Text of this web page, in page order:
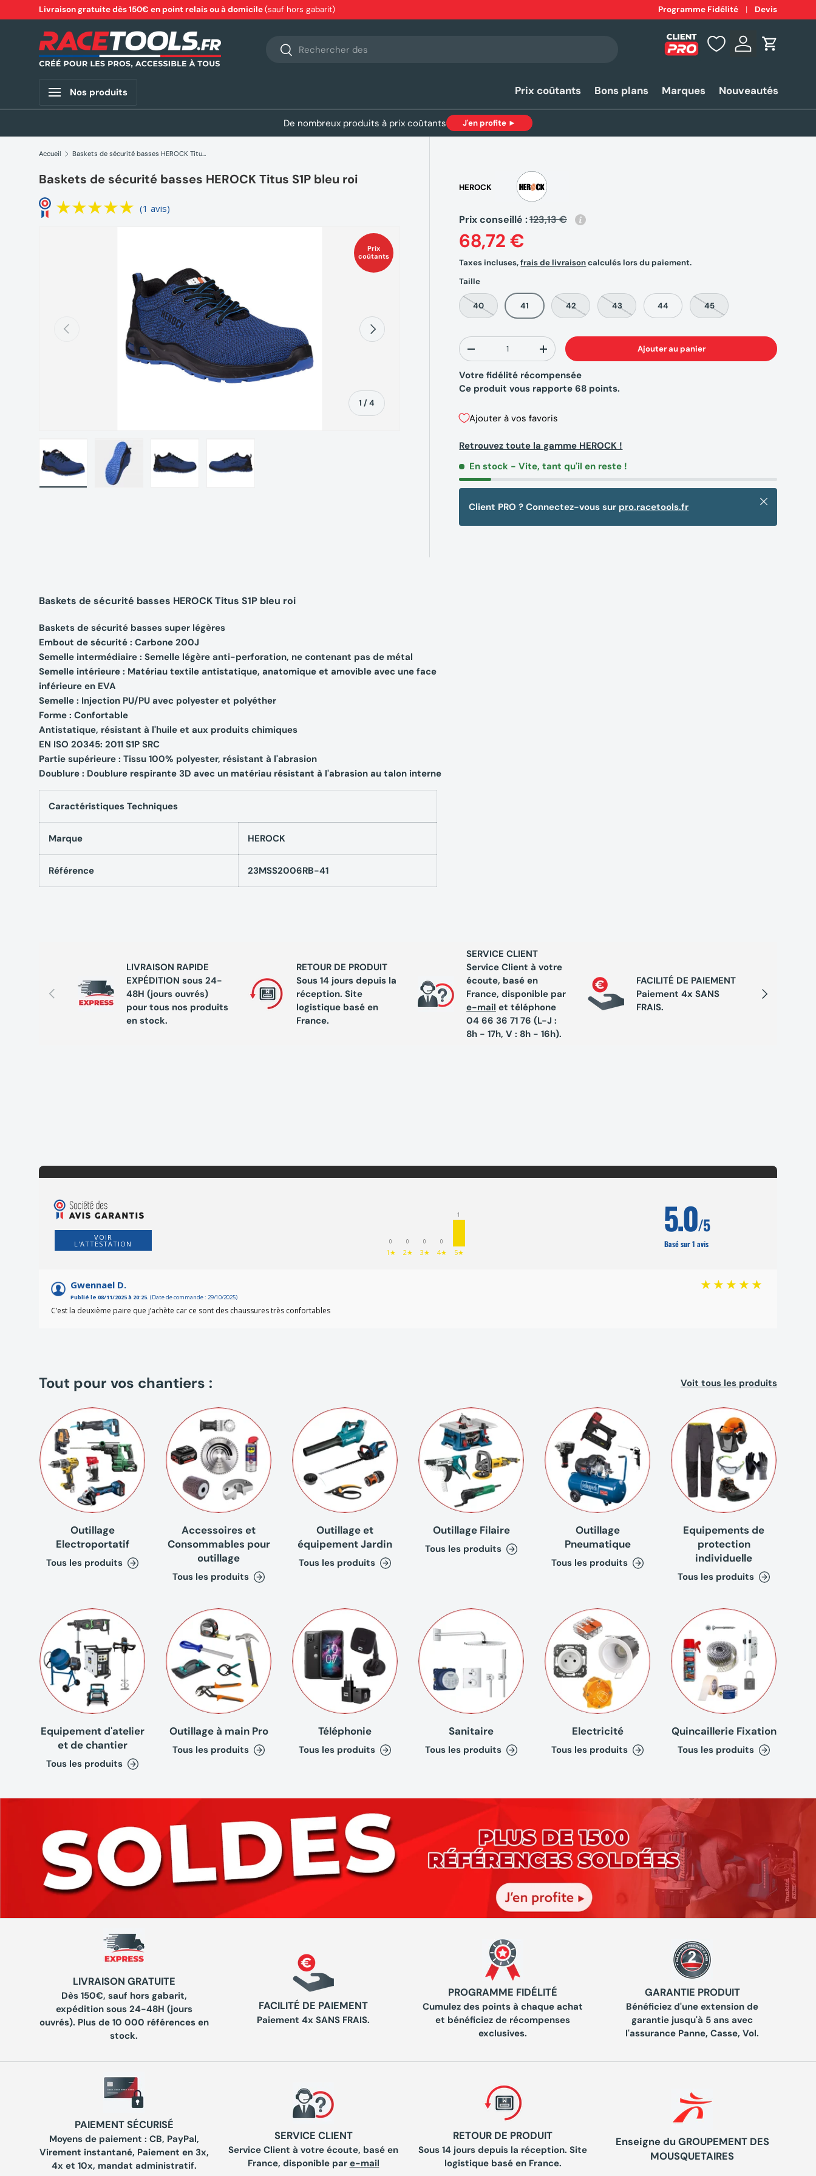
Aller au contenu
Livraison gratuite dès 150€ en point relais ou à domicile(sauf hors gabarit) Expéditionrapide 24-48h*
Programme Fidélité Devis
Recherche
Rechercher Se connecter
Panier
Nos produits Prix coûtants Bons plans Marques Nouveautés
De nombreux produits à prix coûtants J'en profite ►
Accueil Baskets de sécurité basses HEROCK Titus S1P bleu roi
Baskets de sécurité basses HEROCK Titus S1P bleu roi
(1 avis)
Prix
coûtants
Précédent
1 /de
4
Suivant
HEROCK
Prix conseillé :123,13 €
68,72 €
Taxes incluses,frais de livraisoncalculés lors du paiement.
Taille
40 41 42 43 44 45
Qté
-
+ Ajouter au panier
Votre fidélité récompensée
Ce produit vous rapporte68 points.
Ajouter à vos favoris
Retrouvez toute la gamme HEROCK !
En stock - Vite, tant qu'il en reste !
Client PRO ? Connectez-vous sur pro.racetools.fr Fermer
Baskets de sécurité basses HEROCK Titus S1P bleu roi
Baskets de sécurité basses super légères
Embout de sécurité : Carbone 200J
Semelle intermédiaire : Semelle légère anti-perforation, ne contenant pas de métal
Semelle intérieure : Matériau textile antistatique, anatomique et amovible avec une face
inférieure en EVA
Semelle : Injection PU/PU avec polyester et polyéther
Forme : Confortable
Antistatique, résistant à l'huile et aux produits chimiques
EN ISO 20345: 2011 S1P SRC
Partie supérieure : Tissu 100% polyester, résistant à l'abrasion
Doublure : Doublure respirante 3D avec un matériau résistant à l'abrasion au talon interne
Caractéristiques Techniques
Marque HEROCK
Référence 23MSS2006RB-41
Précédent Suivant
LIVRAISON RAPIDE
EXPÉDITION sous 24-
48H (jours ouvrés)
pour tous nos produits
en stock.
RETOUR DE PRODUIT
Sous 14 jours depuis la
réception. Site
logistique basé en
France.
SERVICE CLIENT
Service Client à votre
écoute, basé en
France, disponible par
e-mail et téléphone
04 66 36 71 76 (L-J :
8h - 17h, V : 8h - 16h).
FACILITÉ DE PAIEMENT
Paiement 4x SANS
FRAIS.
VOIR
L'ATTESTATION 0
1★
0
2★
0
3★
0
4★
1
5★
5.0/5
Basé sur 1 avis
Gwennael D.
Publié le 08/11/2025 à 20:25. (Date de commande : 29/10/2025)
C’est la deuxième paire que j’achète car ce sont des chaussures très confortables
Tout pour vos chantiers : Voit tous les produits
Outillage
Electroportatif
Tous les produits
Accessoires et
Consommables pour
outillage
Tous les produits
Outillage et
équipement Jardin
Tous les produits
Outillage Filaire
Tous les produits
Outillage
Pneumatique
Tous les produits
Equipements de
protection
individuelle
Tous les produits
Equipement d'atelier
et de chantier
Tous les produits
Outillage à main Pro
Tous les produits
Téléphonie
Tous les produits
Sanitaire
Tous les produits
Electricité
Tous les produits
Quincaillerie Fixation
Tous les produits
LIVRAISON GRATUITE
Dès 150€, sauf hors gabarit,
expédition sous 24-48H (jours
ouvrés). Plus de 10 000 références en
stock.
FACILITÉ DE PAIEMENT
Paiement 4x SANS FRAIS.
PROGRAMME FIDÉLITÉ
Cumulez des points à chaque achat
et bénéficiez de récompenses
exclusives.
GARANTIE PRODUIT
Bénéficiez d'une extension de
garantie jusqu'à 5 ans avec
l'assurance Panne, Casse, Vol.
PAIEMENT SÉCURISÉ
Moyens de paiement : CB, PayPal,
Virement instantané, Paiement en 3x,
4x et 10x, mandat administratif.
SERVICE CLIENT
Service Client à votre écoute, basé en
France, disponible par e-mail
RETOUR DE PRODUIT
Sous 14 jours depuis la réception. Site
logistique basé en France.
Enseigne du GROUPEMENT DES
MOUSQUETAIRES